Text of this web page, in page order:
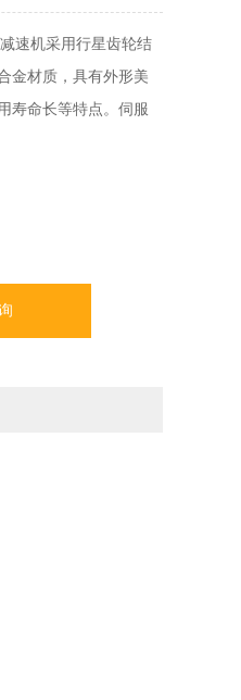
速机采用行星齿轮结
金材质，具有外形美
寿命长等特点。伺服